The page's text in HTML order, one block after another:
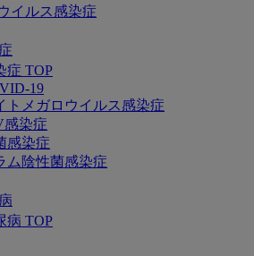
イルス感染症
症 TOP
19
トメガロウイルス感染症
感染症
感染症
ム陰性菌感染症
病 TOP